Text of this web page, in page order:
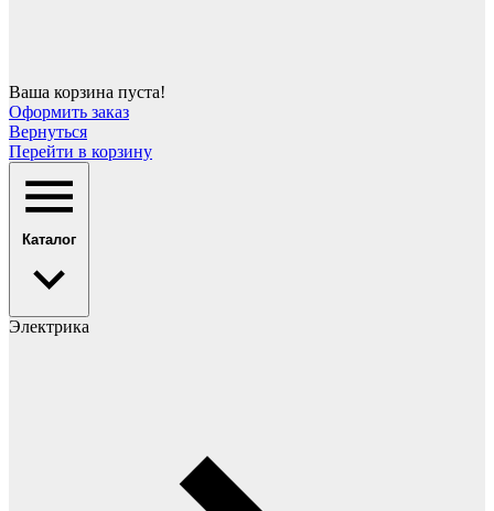
Ваша корзина пуста!
Оформить заказ
Вернуться
Перейти в корзину
Каталог
Электрика